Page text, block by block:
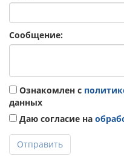
Сообщение:
Ознакомлен с
данных
Даю согласие на
Отправить